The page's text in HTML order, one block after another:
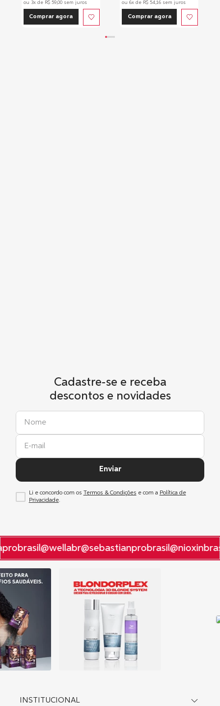
ou 3x de R$ 59,00sem juros
Comprar agora
ou6x de R$ 54,16 sem juros
Comprar agora
Cadastre-se e receba
descontos e novidades
Enviar
Li e concordo com os Termos & Condições e com a Política de
Privacidade.
@wellabr@sebastianprobrasil
INSTITUCIONAL